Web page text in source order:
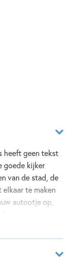
heeft geen tekst
goede kijker
van de stad, de
te maken
autootje op,
oud zullen